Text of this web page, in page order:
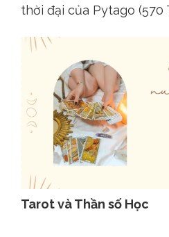
thời đại của Pytago (570
Tarot và Thần số Học